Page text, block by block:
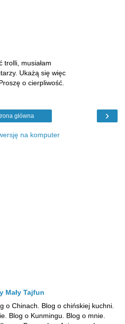
trolli, musiałam
Ukażą się więc
o cierpliwość.
›
główna
na komputer
Mały Tajfun
o Chinach. Blog o chińskiej kuchni.
Blog o Kunmingu. Blog o mnie.